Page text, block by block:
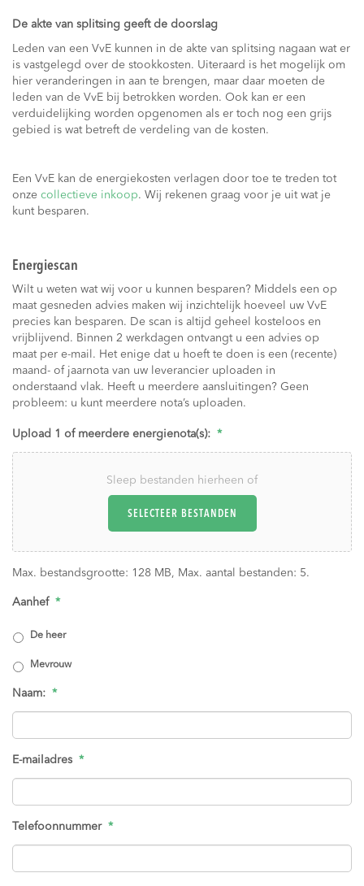
De akte van splitsing geeft de doorslag
Leden van een VvE kunnen in de akte van splitsing nagaan wat er
is vastgelegd over de stookkosten. Uiteraard is het mogelijk om
hier veranderingen in aan te brengen, maar daar moeten de
leden van de VvE bij betrokken worden. Ook kan er een
verduidelijking worden opgenomen als er toch nog een grijs
gebied is wat betreft de verdeling van de kosten.
Een VvE kan de energiekosten verlagen door toe te treden tot
onze collectieve inkoop. Wij rekenen graag voor je uit wat je
kunt besparen.
Energiescan
Wilt u weten wat wij voor u kunnen besparen? Middels een op
maat gesneden advies maken wij inzichtelijk hoeveel uw VvE
precies kan besparen. De scan is altijd geheel kosteloos en
vrijblijvend. Binnen 2 werkdagen ontvangt u een advies op
maat per e-mail. Het enige dat u hoeft te doen is een (recente)
maand- of jaarnota van uw leverancier uploaden in
onderstaand vlak. Heeft u meerdere aansluitingen? Geen
probleem: u kunt meerdere nota’s uploaden.
Upload 1 of meerdere energienota(s): *
Sleep bestanden hierheen of
SELECTEER BESTANDEN
Max. bestandsgrootte: 128 MB, Max. aantal bestanden: 5.
Aanhef *
De heer
Mevrouw
Naam: *
E-mailadres *
Telefoonnummer *